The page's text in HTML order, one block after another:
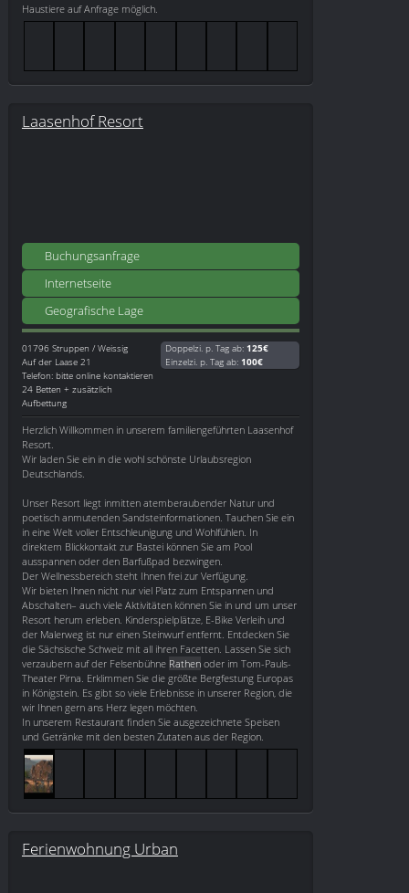
Haustiere auf Anfrage möglich.
Laasenhof Resort
Buchungsanfrage
Internetseite
Geografische Lage
01796 Struppen / Weissig
Auf der Laase 21
Telefon: bitte online kontaktieren
24 Betten + zusätzlich
Aufbettung
Doppelzi. p. Tag ab: 125€
Einzelzi. p. Tag ab: 100€
Herzlich Willkommen in unserem familiengeführten Laasenhof
Resort.
Wir laden Sie ein in die wohl schönste Urlaubsregion
Deutschlands.
Unser Resort liegt inmitten atemberaubender Natur und
poetisch anmutenden Sandsteinformationen. Tauchen Sie ein
in eine Welt voller Entschleunigung und Wohlfühlen. In
direktem Blickkontakt zur Bastei können Sie am Pool
ausspannen oder den Barfußpad bezwingen.
Der Wellnessbereich steht Ihnen frei zur Verfügung.
Wir bieten Ihnen nicht nur viel Platz zum Entspannen und
Abschalten– auch viele Aktivitäten können Sie in und um unser
Resort herum erleben. Kinderspielplätze, E-Bike Verleih und
der Malerweg ist nur einen Steinwurf entfernt. Entdecken Sie
die Sächsische Schweiz mit all ihren Facetten. Lassen Sie sich
verzaubern auf der Felsenbühne Rathenoder im Tom-Pauls-
Theater Pirna. Erklimmen Sie die größte Bergfestung Europas
in Königstein. Es gibt so viele Erlebnisse in unserer Region, die
wir Ihnen gern ans Herz legen möchten.
In unserem Restaurant finden Sie ausgezeichnete Speisen
und Getränke mit den besten Zutaten aus der Region.
Ferienwohnung Urban